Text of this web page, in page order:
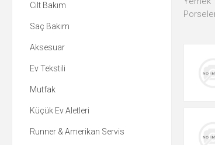
Cilt Bakım
Saç Bakım
Aksesuar
Ev Tekstili
Mutfak
Küçük Ev Aletleri
Runner & Amerikan Servis